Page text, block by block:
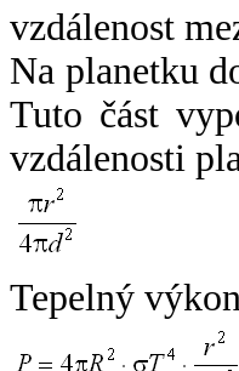
vzdálenost
Na planetku
Tuto část
vzdálenosti
Tepelný